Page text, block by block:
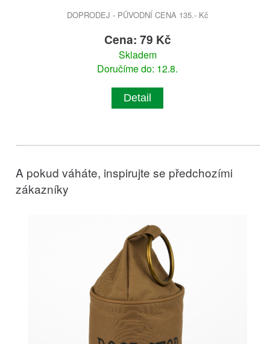
DOPRODEJ - PŮVODNÍ CENA 135.- Kč
Cena: 79 Kč
Skladem
Doručíme do: 12.8.
Detail
A pokud váháte, inspirujte se předchozími
zákazníky